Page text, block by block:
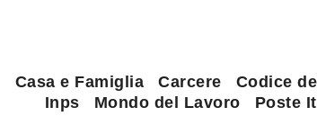
Casa e Famiglia Carcere Codice
Inps
Mondo del Lavoro Poste